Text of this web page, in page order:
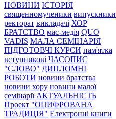
НОВИНИ ІСТОРІЯ
священномученики випускники
ректорат викладачі ХОР
БРАТСТВО мас-медія QUO
VADIS МАЛА СЕМІНАРІЯ
ПІДГОТОВЧІ КУРСИ пам'ятка
вступникові ЧАСОПИС
"СЛОВО" ДИПЛОМНІ
РОБОТИ новини братства
новини хору новини малої
семінарії АКТУАЛЬНІСТЬ
Проект "ОЦИФРОВАНА
ТРАДИЦІЯ" Електронні книги